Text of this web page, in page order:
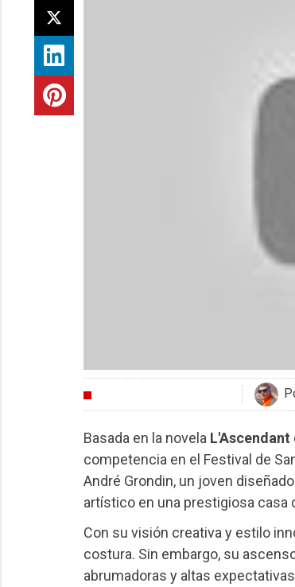
Basada en la novela L'Ascendant
competencia en el Festival de
André Grondin, un joven
artístico en una prestigiosa casa
Con su visión creativa y estilo
costura. Sin embargo, su
abrumadoras y altas